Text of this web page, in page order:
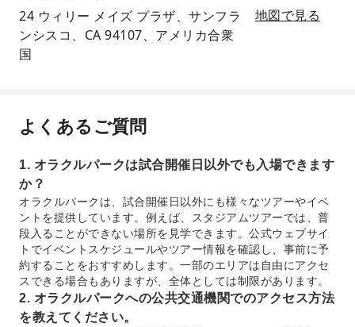
24 ウィリー メイズ プラザ、サンフラ
ンシスコ、CA 94107、アメリカ合衆
国
地図で見る
よくあるご質問
1. オラクルパークは試合開催日以外でも入場できます
か？
オラクルパークは、試合開催日以外にも様々なツアーやイベ
ントを提供しています。例えば、スタジアムツアーでは、普
段入ることができない場所を見学できます。公式ウェブサイ
トでイベントスケジュールやツアー情報を確認し、事前に予
約することをおすすめします。一部のエリアは自由にアクセ
スできる場合もありますが、全体としては制限があります。
2. オラクルパークへの公共交通機関でのアクセス方法
を教えてください。